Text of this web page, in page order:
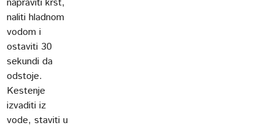
naliti hladnom
vodom i
ostaviti 30
sekundi da
odstoje.
Kestenje
izvaditi iz
vode, staviti u